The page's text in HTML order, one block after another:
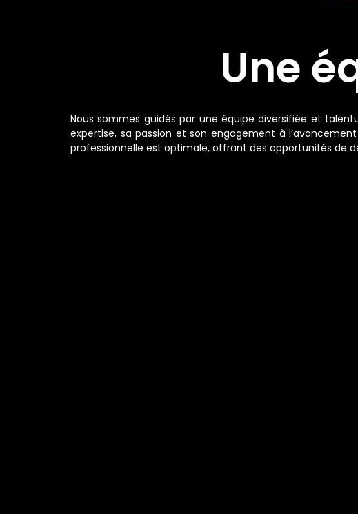
Une
Nous sommes guidés par une équipe diversifiée et
expertise, sa passion et son engagement à
professionnelle est optimale, offrant des opportunités de